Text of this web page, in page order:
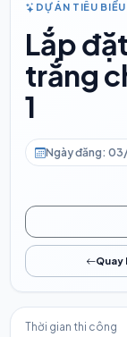
DỰ ÁN TIÊU BIỂU
Lắp
trắng
1
Ngày đăng:
Quay
Thời gian thi công